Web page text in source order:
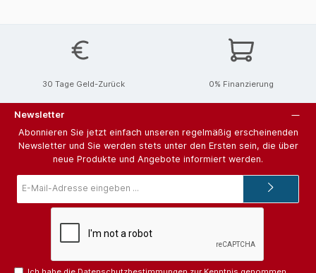
30 Tage Geld-Zurück 0% Finanzierung
Newsletter
Abonnieren Sie jetzt einfach unseren regelmäßig erscheinenden
Newsletter und Sie werden stets unter den Ersten sein, die über
neue Produkte und Angebote informiert werden.
Mail-